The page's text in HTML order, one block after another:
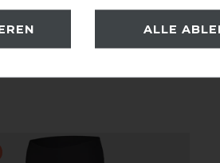
ALLE